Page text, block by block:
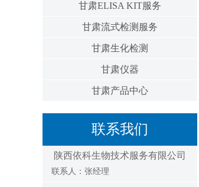
甘肃ELISA KIT服务
甘肃流式检测服务
甘肃生化检测
甘肃仪器
甘肃产品中心
联系我们
陕西依科生物技术服务有限公司
联系人：张经理